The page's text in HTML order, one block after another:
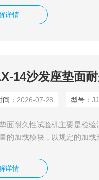
详情
14沙发座垫面
： 2026-07-28 型号：
面耐久性试验机主要是检
的加载模块，以规定的加载
详情